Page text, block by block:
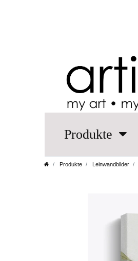
Produkte
Produkte Leinwandbilder